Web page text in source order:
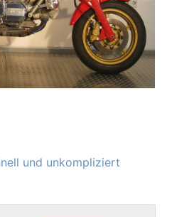
und unkompliziert